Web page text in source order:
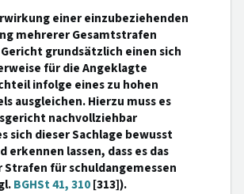
einer einzubeziehenden
mehrerer Gesamtstrafen
grundsätzlich einen sich
für die Angeklagte
infolge eines zu hohen
ausgleichen. Hierzu muss es
nachvollziehbar
sich dieser Sachlage bewusst
erkennen lassen, dass es das
Strafen für schuldangemessen
BGHSt 41, 310[313]).